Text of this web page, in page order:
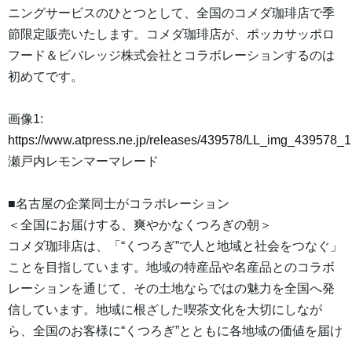
ニングサービスのひとつとして、全国のコメダ珈琲店で季
節限定販売いたします。コメダ珈琲店が、ポッカサッポロ
フード＆ビバレッジ株式会社とコラボレーションするのは
初めてです。
画像1:
https://www.atpress.ne.jp/releases/439578/
瀬戸内レモンマーマレード
■名古屋の企業同士がコラボレーション
＜全国にお届けする、爽やかなくつろぎの朝＞
コメダ珈琲店は、「“くつろぎ”で人と地域と社会をつなぐ」
ことを目指しています。地域の特産品や名産品とのコラボ
レーションを通じて、その土地ならではの魅力を全国へ発
信しています。地域に根ざした喫茶文化を大切にしなが
ら、全国のお客様に“くつろぎ”とともに各地域の価値を届け